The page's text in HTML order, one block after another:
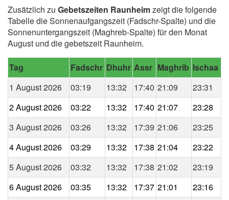
Zusätzlich zu Gebetszeiten Raunheimzeigt die folgende
Tabelle die Sonnenaufgangszeit (Fadschr-Spalte) und die
Sonnenuntergangszeit (Maghreb-Spalte) für den Monat
August und die gebetszeit Raunheim.
Tag Fadschr Dhuhr Assr Maghrib Ischaa
1 August 2026
03:19 13:32 17:40 21:09
23:31
2 August 2026
03:22 13:32 17:40 21:07
23:28
3 August 2026
03:26 13:32 17:39 21:06
23:25
4 August 2026
03:29 13:32 17:38 21:04
23:22
5 August 2026
03:32 13:32 17:38 21:02
23:19
6 August 2026
03:35 13:32 17:37 21:01
23:16